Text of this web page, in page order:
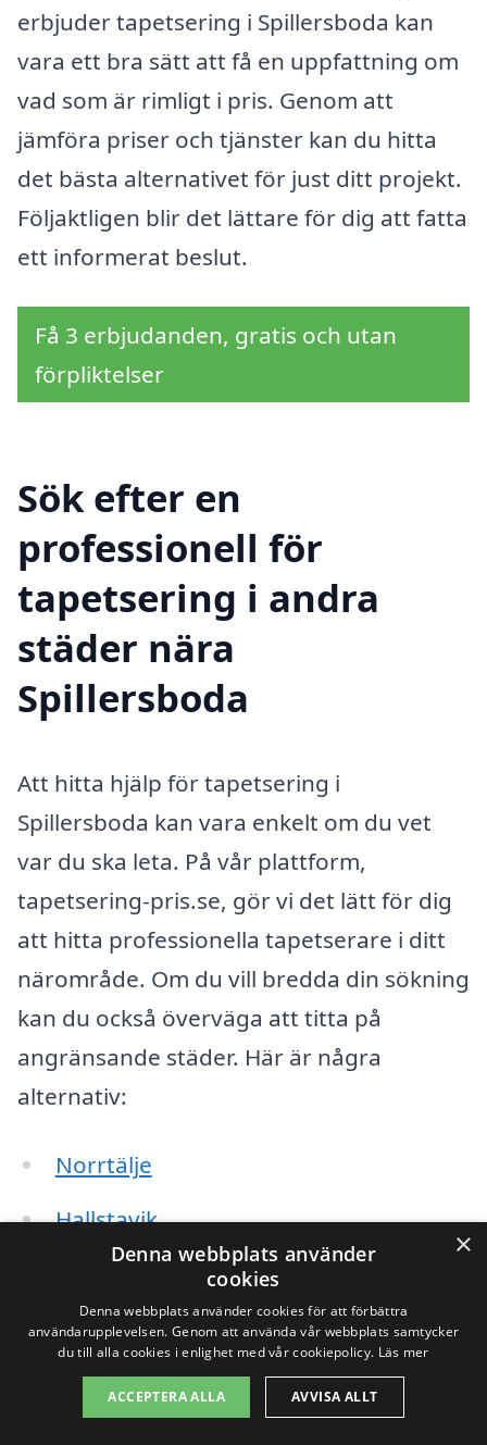
erbjuder tapetsering i Spillersboda kan
vara ett bra sätt att få en uppfattning om
vad som är rimligt i pris. Genom att
jämföra priser och tjänster kan du hitta
det bästa alternativet för just ditt projekt.
Följaktligen blir det lättare för dig att fatta
ett informerat beslut.
Få 3 erbjudanden, gratis och utan
förpliktelser
Sök efter en
professionell för
tapetsering i andra
städer nära
Spillersboda
Att hitta hjälp för tapetsering i
Spillersboda kan vara enkelt om du vet
var du ska leta. På vår plattform,
tapetsering-pris.se, gör vi det lätt för dig
att hitta professionella tapetserare i ditt
närområde. Om du vill bredda din sökning
kan du också överväga att titta på
angränsande städer. Här är några
alternativ:
Norrtälje
Hallstavik
Rimbo
Vira
×
Denna webbplats använder
cookies
Denna webbplats använder cookies för att förbättra
användarupplevelsen. Genom att använda vår webbplats samtycker
du till alla cookies i enlighet med vår cookiepolicy. Läs mer
ACCEPTERA ALLA AVVISA ALLT